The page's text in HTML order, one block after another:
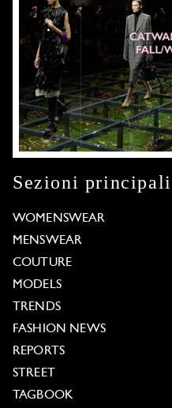
Sezioni principali
WOMENSWEAR
MENSWEAR
COUTURE
MODELS
TRENDS
FASHION NEWS
REPORTS
STREET
TAGBOOK